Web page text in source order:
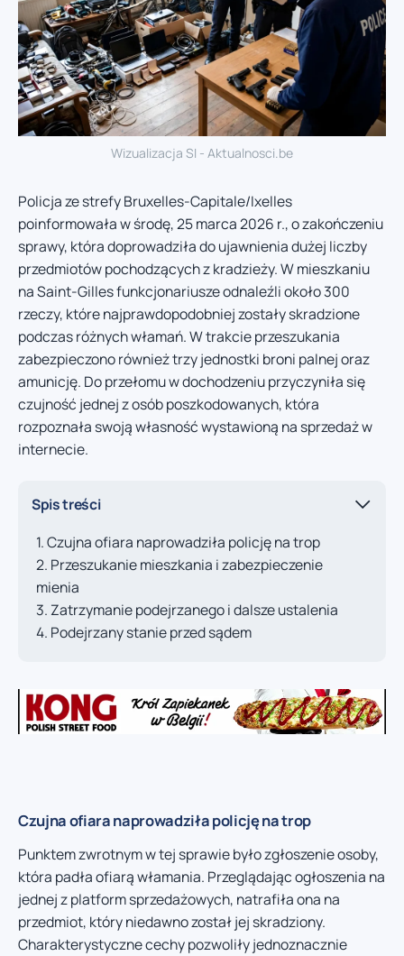
Wizualizacja SI - Aktualnosci.be
Policja ze strefy Bruxelles-Capitale/Ixelles
poinformowała w środę, 25 marca 2026 r., o zakończeniu
sprawy, która doprowadziła do ujawnienia dużej liczby
przedmiotów pochodzących z kradzieży. W mieszkaniu
na Saint-Gilles funkcjonariusze odnaleźli około 300
rzeczy, które najprawdopodobniej zostały skradzione
podczas różnych włamań. W trakcie przeszukania
zabezpieczono również trzy jednostki broni palnej oraz
amunicję. Do przełomu w dochodzeniu przyczyniła się
czujność jednej z osób poszkodowanych, która
rozpoznała swoją własność wystawioną na sprzedaż w
internecie.
Spis treści
Czujna ofiara naprowadziła policję na trop
Przeszukanie mieszkania i zabezpieczenie
mienia
Zatrzymanie podejrzanego i dalsze ustalenia
Podejrzany stanie przed sądem
Czujna ofiara naprowadziła policję na trop
Punktem zwrotnym w tej sprawie było zgłoszenie osoby,
która padła ofiarą włamania. Przeglądając ogłoszenia na
jednej z platform sprzedażowych, natrafiła ona na
przedmiot, który niedawno został jej skradziony.
Charakterystyczne cechy pozwoliły jednoznacznie